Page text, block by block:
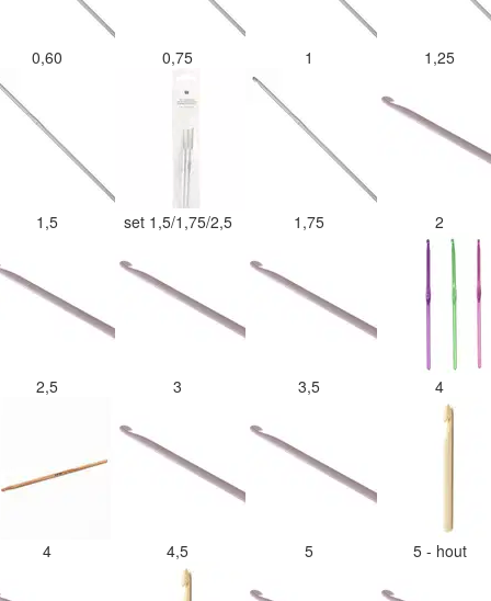
0,60 0,75 1 1,25
1,5 set 1,5/1,75/2,5 1,75 2
2,5 3 3,5 4
4 4,5 5 5 - hout